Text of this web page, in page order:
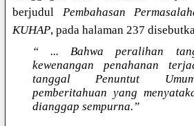
berjudul Pembahasan
KUHAP, pada halaman 237
“ ... Bahwa peralihan
kewenangan penahanan
tanggal Penuntut
pemberitahuan yang
dianggap sempurna.”